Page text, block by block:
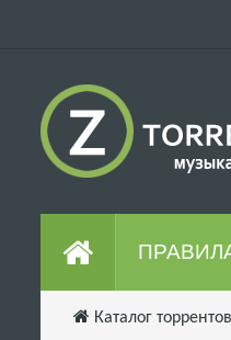
Каталог торрентов